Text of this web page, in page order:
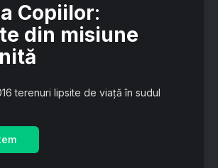
Copiilor:
din misiune
terenuri lipsite de viață în sudul